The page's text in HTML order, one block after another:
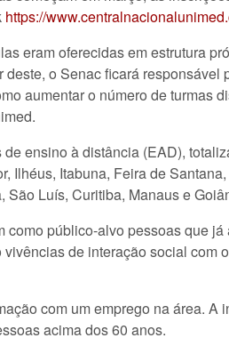
https://
eram oferecidas em estrutura
o Senac ficará responsável
aumentar o número de turmas
ensino à distância (EAD),
Ilhéus, Itabuna, Feira de
Luís, Curitiba, Manaus e
público-alvo pessoas que já
de interação social com
com um emprego na área. A
acima dos 60 anos.